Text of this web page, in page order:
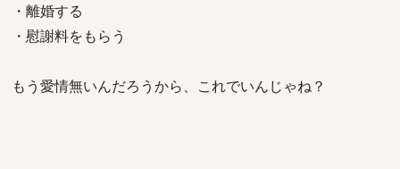
・離婚する
・慰謝料をもらう
もう愛情無いんだろうから、これでいんじゃね？